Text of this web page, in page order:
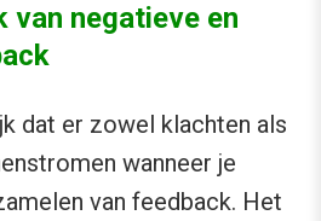
van negatieve en
dat er zowel klachten als
wanneer je
van feedback. Het